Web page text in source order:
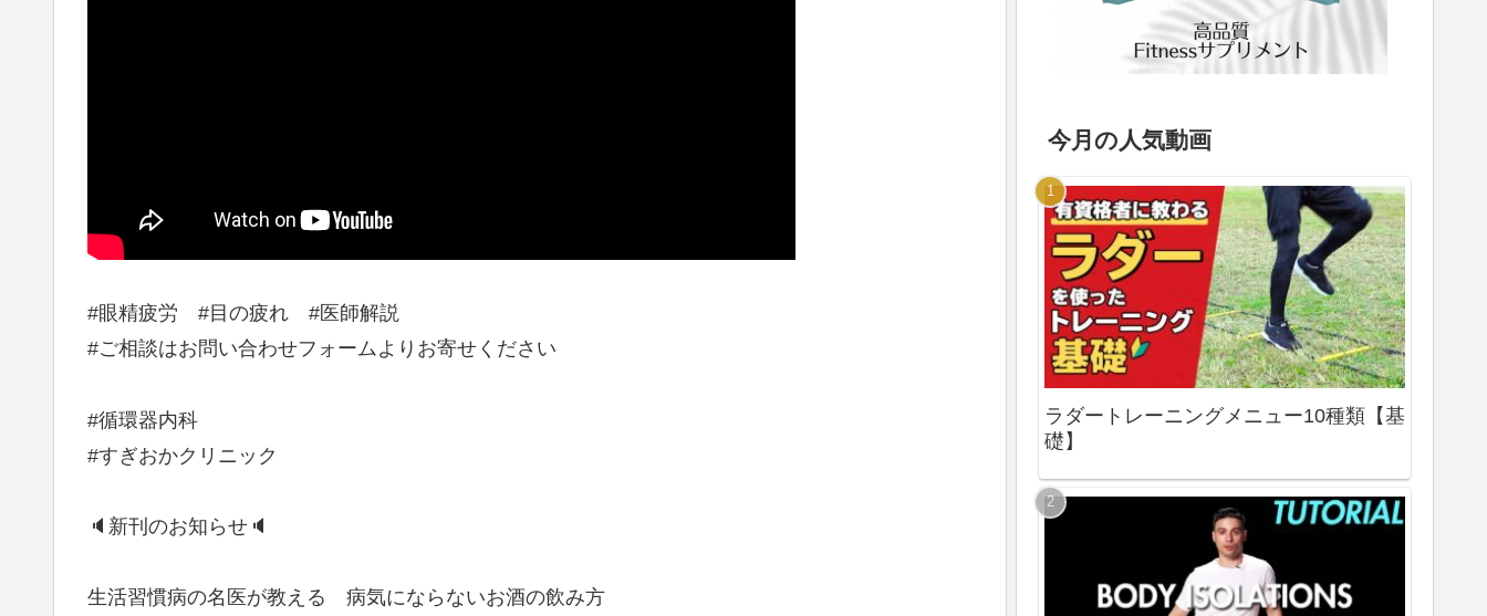
#眼精疲労 #目の疲れ #医師解説
#ご相談はお問い合わせフォームよりお寄せください
#循環器内科
#すぎおかクリニック
🔈新刊のお知らせ🔈
生活習慣病の名医が教える 病気にならないお酒の飲み方
今月の人気動画
ラダートレーニングメニュー10種類【基
礎】